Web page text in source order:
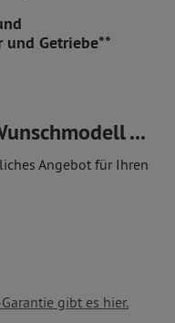
und Getriebe**
...
Angebot für Ihren
gibt es hier.